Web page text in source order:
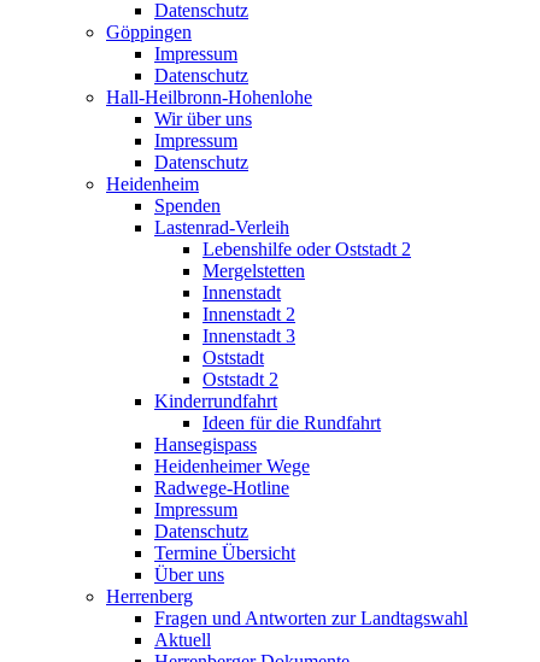
Datenschutz
Göppingen
Impressum
Datenschutz
Hall-Heilbronn-Hohenlohe
Wir über uns
Impressum
Datenschutz
Heidenheim
Spenden
Lastenrad-Verleih
Lebenshilfe oder Oststadt 2
Mergelstetten
Innenstadt
Innenstadt 2
Innenstadt 3
Oststadt
Oststadt 2
Kinderrundfahrt
Ideen für die Rundfahrt
Hansegispass
Heidenheimer Wege
Radwege-Hotline
Impressum
Datenschutz
Termine Übersicht
Über uns
Herrenberg
Fragen und Antworten zur Landtagswahl
Aktuell